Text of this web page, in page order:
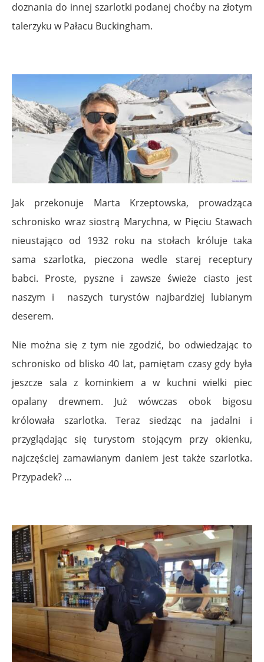
doznania do innej szarlotki podanej choćby na złotym
talerzyku w Pałacu Buckingham.
Jak przekonuje Marta Krzeptowska, prowadząca
schronisko wraz siostrą Marychna, w Pięciu Stawach
nieustająco od 1932 roku na stołach króluje taka
sama szarlotka, pieczona wedle starej receptury
babci. Proste, pyszne i zawsze świeże ciasto jest
naszym i naszych turystów najbardziej lubianym
deserem.
Nie można się z tym nie zgodzić, bo odwiedzając to
schronisko od blisko 40 lat, pamiętam czasy gdy była
jeszcze sala z kominkiem a w kuchni wielki piec
opalany drewnem. Już wówczas obok bigosu
królowała szarlotka. Teraz siedząc na jadalni i
przyglądając się turystom stojącym przy okienku,
najczęściej zamawianym daniem jest także szarlotka.
Przypadek? …